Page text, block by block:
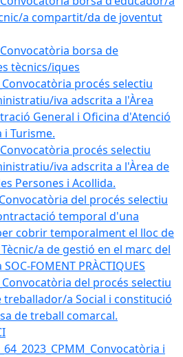
a compartit/da de joventut
borsa de
tècnics/iques
procés selectiu
iva adscrita a l'Àrea
General i Oficina d'Atenció
i Turisme.
procés selectiu
iva adscrita a l'Àrea de
Persones i Acollida.
del procés selectiu
temporal d'una
cobrir temporalment el lloc de
a de gestió en el marc del
FOMENT PRÀCTIQUES
del procés selectiu
treballador/a Social i constitució
de treball comarcal.
i